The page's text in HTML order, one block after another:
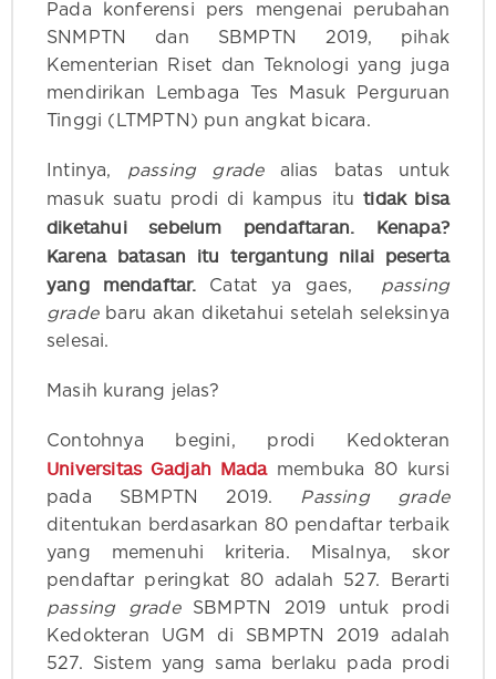
Pada konferensi pers mengenai perubahan
SNMPTN dan SBMPTN 2019, pihak
Kementerian Riset dan Teknologi yang juga
mendirikan Lembaga Tes Masuk Perguruan
Tinggi (LTMPTN) pun angkat bicara.
Intinya, passing gradealias batas untuk
masuk suatu prodi di kampus itutidak bisa
diketahui sebelum pendaftaran. Kenapa?
Karena batasan itu tergantung nilai peserta
yang mendaftar.
Catat ya gaes, passing
gradebaru akan diketahui setelah seleksinya
selesai.
Masih kurang jelas?
Contohnya begini, prodi Kedokteran
Universitas Gadjah Madamembuka 80 kursi
pada SBMPTN 2019. Passing grade
ditentukan berdasarkan 80 pendaftar terbaik
yang memenuhi kriteria. Misalnya, skor
pendaftar peringkat 80 adalah 527. Berarti
passing gradeSBMPTN 2019 untuk prodi
Kedokteran UGM di SBMPTN 2019 adalah
527. Sistem yang sama berlaku pada prodi